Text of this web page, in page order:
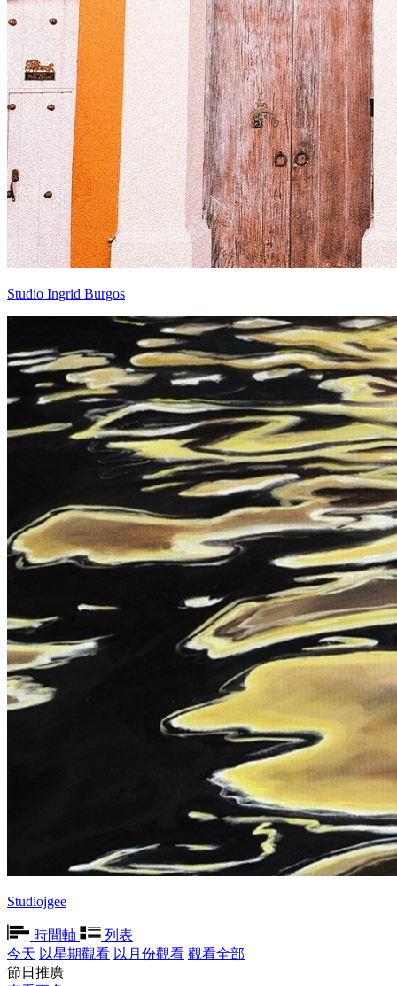
Studio Ingrid Burgos
Studiojgee
時間軸
列表
今天 以星期觀看 以月份觀看 觀看全部
節日推廣